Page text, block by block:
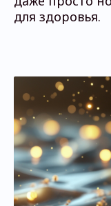
для здоровья.